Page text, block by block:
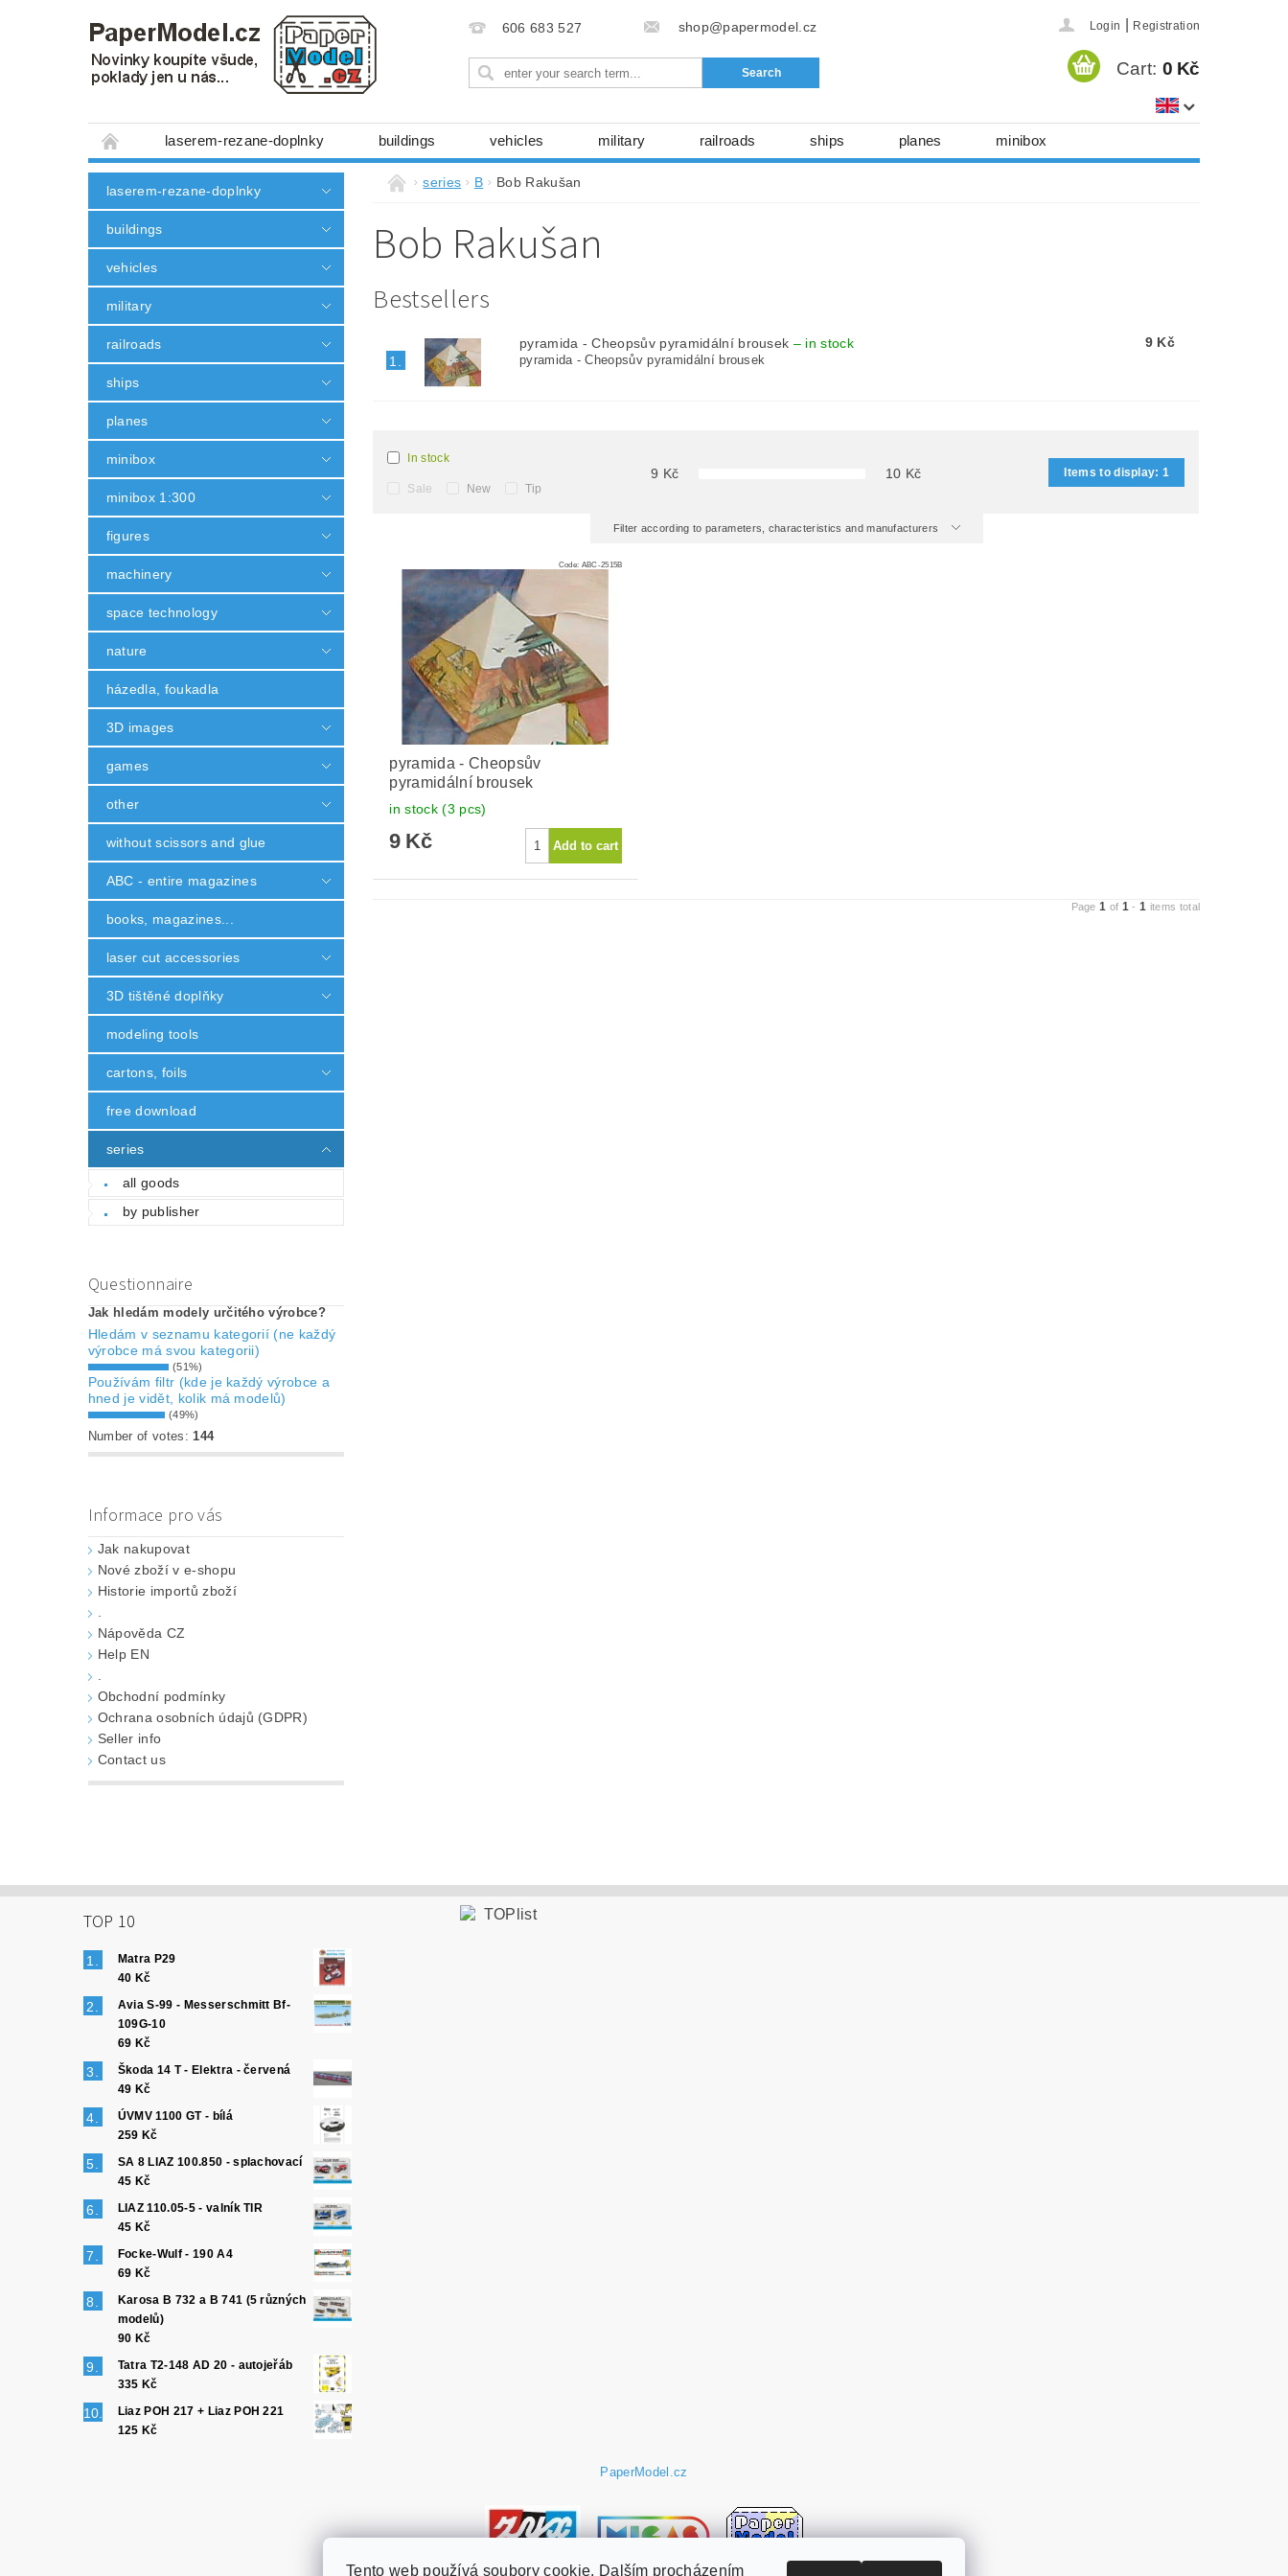
606 683 527 shop@papermodel.cz Login Registration
Cart: 0 Kč
laserem-rezane-doplnky buildings vehicles military railroads ships planes minibox
minibox 1:300 figures machinery space technology
other without scissors and glue
3D tištěné doplňky modeling tools cartons, foils free download
laserem-rezane-doplnky
buildings
vehicles
military
railroads
ships
planes
minibox
minibox 1:300
figures
machinery
space technology
nature
házedla, foukadla
3D images
games
other
without scissors and glue
ABC - entire magazines
books, magazines...
laser cut accessories
3D tištěné doplňky
modeling tools
cartons, foils
free download
series
all goods
by publisher
Questionnaire
Jak hledám modely určitého výrobce?
Hledám v seznamu kategorií (ne každý
výrobce má svou kategorii)
(51%)
Používám filtr (kde je každý výrobce a
hned je vidět, kolik má modelů)
(49%)
Number of votes:144
Informace pro vás
Jak nakupovat
Nové zboží v e-shopu
Historie importů zboží
Nápověda CZ
Help EN
Obchodní podmínky
Ochrana osobních údajů (GDPR)
Seller info
Contact us
series B Bob Rakušan
Bob Rakušan
Bestsellers
1.
pyramida - Cheopsův pyramidální brousek – in stock
pyramida - Cheopsův pyramidální brousek
9 Kč
In stock
Sale New Tip
9 Kč 10 Kč Items to display:1
Filter according to parameters, characteristics and manufacturers
Code: ABC-2515B
pyramida - Cheopsův
pyramidální brousek
in stock(3 pcs)
9 Kč
Page1 of 1 -1 items total
TOP 10
Matra P29
40 Kč
Avia S-99 - Messerschmitt Bf-
109G-10
69 Kč
Škoda 14 T - Elektra - červená
49 Kč
ÚVMV 1100 GT - bílá
259 Kč
SA 8 LIAZ 100.850 - splachovací
45 Kč
LIAZ 110.05-5 - valník TIR
45 Kč
Focke-Wulf - 190 A4
69 Kč
Karosa B 732 a B 741 (5 různých
modelů)
90 Kč
Tatra T2-148 AD 20 - autojeřáb
335 Kč
Liaz POH 217 + Liaz POH 221
125 Kč
PaperModel.cz
Tento web používá soubory cookie. Dalším procházením